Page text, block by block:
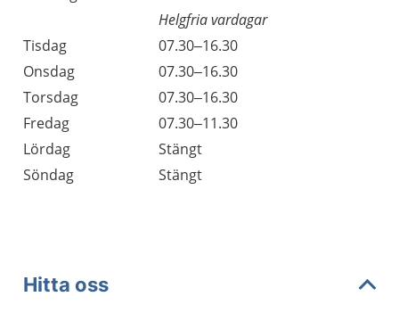
Helgfria vardagar
Tisdag
07.30–16.30
Onsdag
07.30–16.30
Torsdag
07.30–16.30
Fredag
07.30–11.30
Lördag
Stängt
Söndag
Stängt
Hitta oss